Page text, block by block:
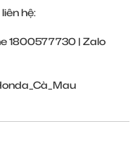
hệ:
1800577730 | Zalo